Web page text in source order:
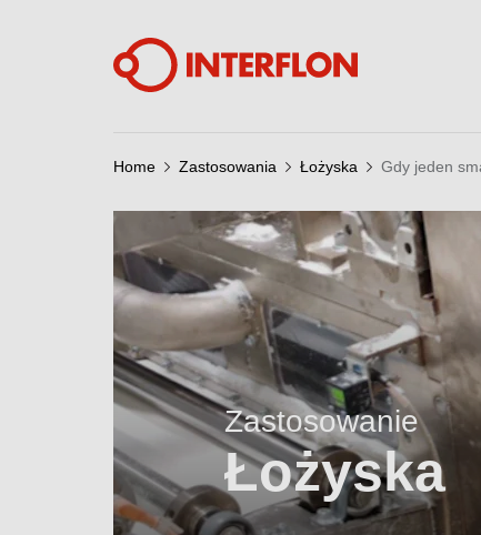
Home Zastosowania Łożyska Gdy jeden
Zastosowanie
Łożyska